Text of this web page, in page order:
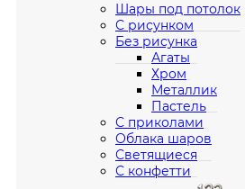
Шары под потолок
С рисунком
Без рисунка
Агаты
Хром
Металлик
Пастель
С приколами
Облака шаров
Светящиеся
С конфетти